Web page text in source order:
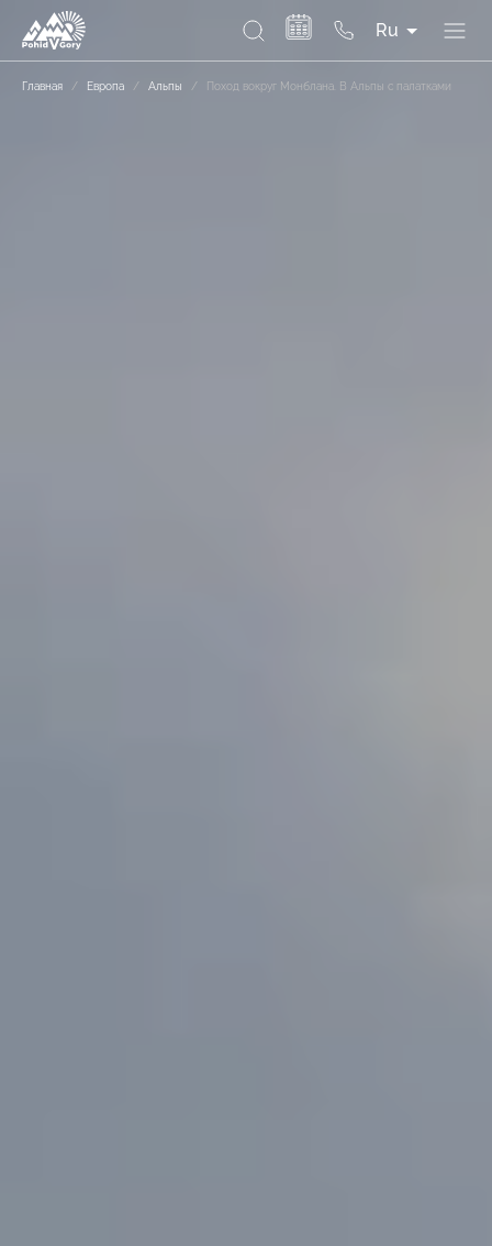
Ru
Главная / Европа / Альпы / Поход вокруг Монблана. В Альпы с палатками